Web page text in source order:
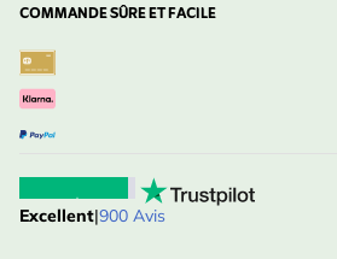
COMMANDE SÛRE ET FACILE
Excellent|900 Avis